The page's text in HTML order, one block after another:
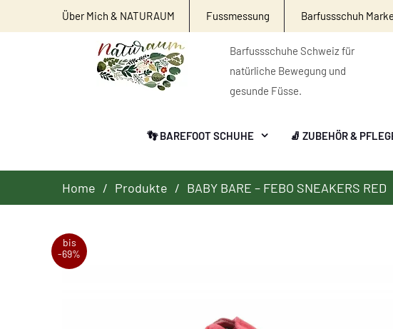
Über Mich & NATURAUM Fussmessung Barfussschuh
Barfussschuhe Schweiz für
natürliche Bewegung und
gesunde Füsse.
👣 BAREFOOT SCHUHE 🧦 ZUBEHÖR &
Home Produkte BABY BARE – FEBO SNEAKERS RED
bis
-69%